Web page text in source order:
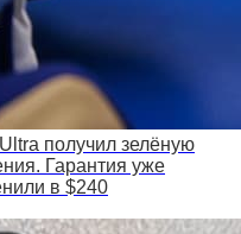
получил зелёную
Гарантия уже
в $240